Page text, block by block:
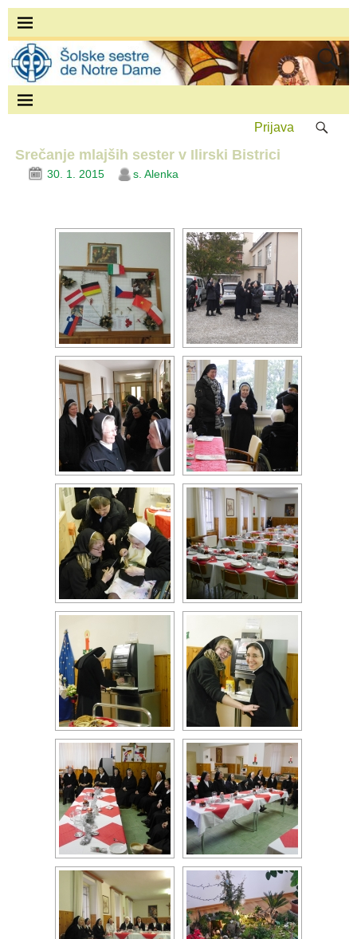
Prijava
Srečanje mlajših sester v Ilirski Bistrici
30. 1. 2015 s. Alenka